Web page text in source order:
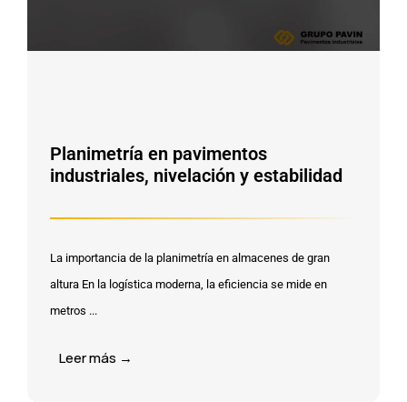
Planimetría en pavimentos
industriales, nivelación y estabilidad
La importancia de la planimetría en almacenes de gran
altura En la logística moderna, la eficiencia se mide en
metros ...
Leer más →